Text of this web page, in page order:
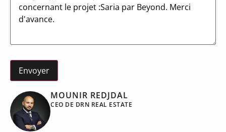
MOUNIR REDJDAL
CEO DE DRN REAL ESTATE